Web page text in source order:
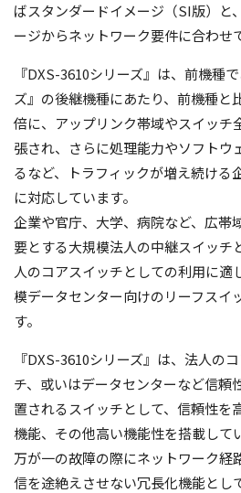
ばスタンダードイメージ（SI版）と
ージからネットワーク要件に合わせ
『DXS-3610シリーズ』は、前機種
ズ』の後継機種にあたり、前機種と
倍に、アップリンク帯域やスイッチ
張され、さらに処理能力やソフトウ
るなど、トラフィックが増え続ける
に対応しています。
企業や官庁、大学、病院など、広帯
要とする大規模法人の中継スイッチ
人のコアスイッチとしての利用に適
模データセンター向けのリーフスイ
す。
『DXS-3610シリーズ』は、法人の
チ、或いはデータセンターなど信頼
置されるスイッチとして、信頼性を
機能、その他高い機能性を搭載して
万が一の故障の際にネットワーク経
信を途絶えさせない冗長化機能とし